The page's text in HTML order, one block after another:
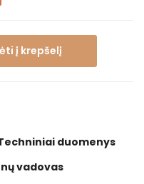
į krepšelį
duomenys
vadovas